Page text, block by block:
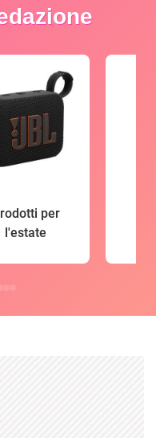
per
l'estate